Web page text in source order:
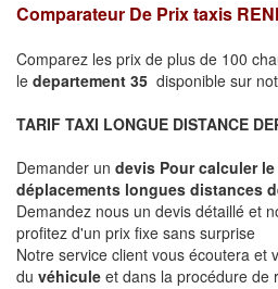
Comparateur De Prix taxis
Comparez les prix de plus de 100
le departement 35 disponible sur
TARIF TAXI LONGUE DISTANCE
Demander un devis Pour calculer
déplacements longues distances
Demandez nous un devis détaillé et
profitez d'un prix fixe sans surprise
Notre service client vous écoutera et
du véhicule et dans la procédure de